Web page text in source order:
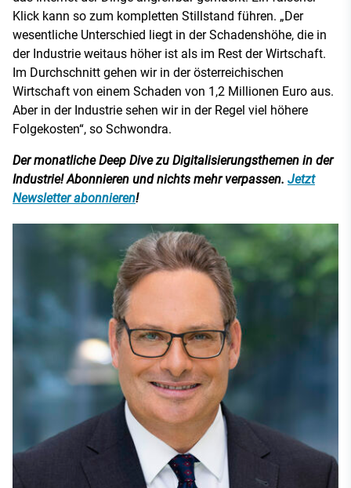
Klick kann so zum kompletten Stillstand führen. „Der
wesentliche Unterschied liegt in der Schadenshöhe, die in
der Industrie weitaus höher ist als im Rest der Wirtschaft.
Im Durchschnitt gehen wir in der österreichischen
Wirtschaft von einem Schaden von 1,2 Millionen Euro aus.
Aber in der Industrie sehen wir in der Regel viel höhere
Folgekosten“, so Schwondra.
Der monatliche Deep Dive zu Digitalisierungsthemen in der
Industrie! Abonnieren und nichts mehr verpassen. Jetzt
Newsletter abonnieren!